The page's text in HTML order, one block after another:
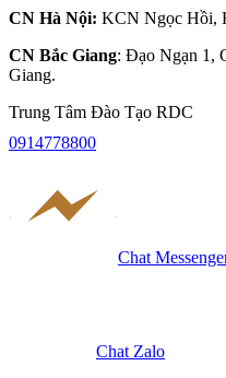
CN Hà Nội: KCN Ngọc Hồi,
CN Bắc Giang: Đạo Ngạn 1,
Giang.
Trung Tâm Đào Tạo RDC
0914778800
Chat
Chat Zalo